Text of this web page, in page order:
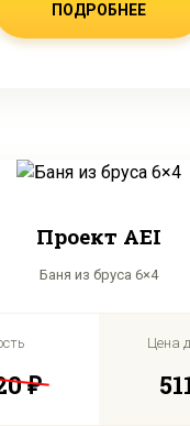
ПОДРОБНЕЕ
Проект AEI
Баня из бруса 6×4
₽
Цена